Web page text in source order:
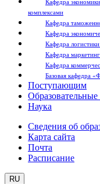
Кафедра
комплексами
Кафедра
Кафедра
Кафедра
Кафедра
Кафедра
Базовая кафедра
Поступающим
Наука
Сведения об
Карта сайта
Почта
Расписание
RU